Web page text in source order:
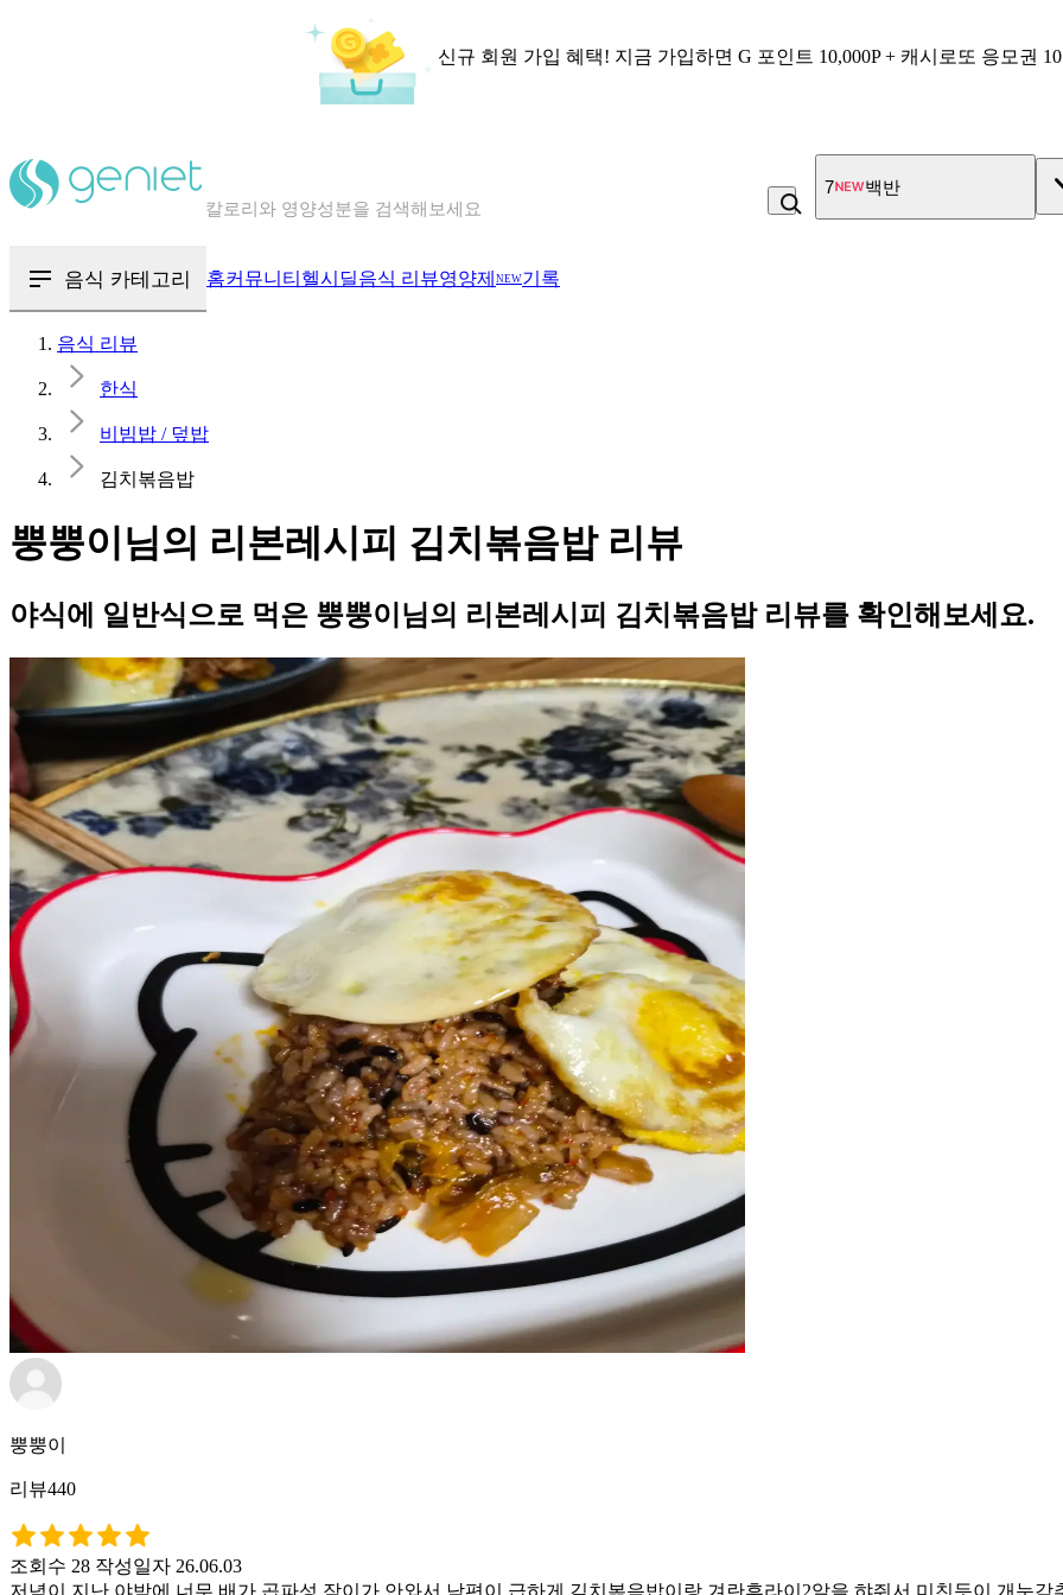
신규 회원 가입 혜택! 지금 가입하면 G 포인트 10,000P + 캐시로또 응모권
음식 · 영양제 리뷰를 찾아보세요
7 백반
음식 카테고리 홈커뮤니티 헬시딜음식 리뷰영양제 NEW기록
음식 리뷰
한식
비빔밥 / 덮밥
김치볶음밥
뿡뿡이님의 리본레시피 김치볶음밥 리뷰
야식에 일반식으로 먹은 뿡뿡이님의 리본레시피 김치볶음밥 리뷰를 확인해보세요.
뿡뿡이
리뷰440
조회수 28 작성일자 26.06.03
저녁이 지난 야밤에 너무 배가 곱파성 잠이가 안와서 남편이 급하게 김치볶음밥이랑 겨란후라이2알을 햐줘서 미친듯이 개눈